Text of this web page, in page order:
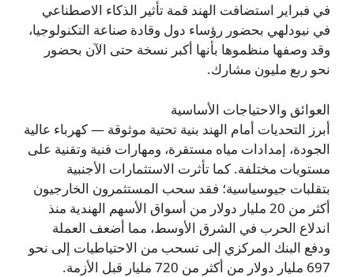
في فبراير استضافت الهند قمة تأثير الذكاء الاصطناعي
في نيودلهي بحضور رؤساء دول وقادة صناعة التكنولوجيا،
وقد وصفها منظموها بأنها أكبر نسخة حتى الآن بحضور
نحو ربع مليون مشارك.
العوائق والاحتياجات الأساسية
أبرز التحديات أمام الهند بنية تحتية موثوقة — كهرباء عالية
الجودة، إمدادات مياه مستقرة، ومهارات فنية وتقنية على
مستويات مختلفة. كما تأثرت الاستثمارات الأجنبية
بتقلبات جيوسياسية؛ فقد سحب المستثمرون الخارجيون
أكثر من 20 مليار دولار من أسواق الأسهم الهندية منذ
اندلاع الحرب في الشرق الأوسط، مما أضعف العملة
ودفع البنك المركزي إلى تسحب من الاحتياطيات إلى نحو
697 مليار دولار من أكثر من 720 مليار قبل الأزمة.